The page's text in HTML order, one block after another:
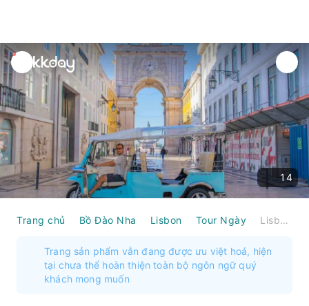
unread
notifications
14
Trang chủ Bồ Đào Nha Lisbon Tour Ngày Lisbon: Tour Tuk-Tuk ngắm cảnh 8 điểm cùng hướng dẫn viên địa phương đích thực | Bồ Đào Nha
Trang sản phẩm vẫn đang được ưu việt hoá, hiện
tại chưa thể hoàn thiện toàn bộ ngôn ngữ quý
khách mong muốn